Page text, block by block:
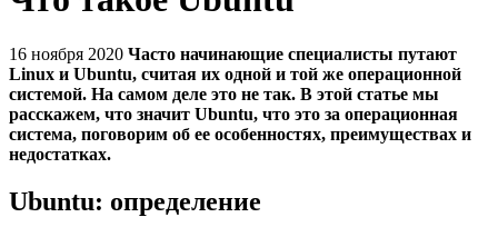
16 ноября 2020 Часто начинающие специалисты путают
Linux и Ubuntu, считая их одной и той же операционной
системой. На самом деле это не так. В этой статье мы
расскажем, что значит Ubuntu, что это за операционная
система, поговорим об ее особенностях, преимуществах и
недостатках.
Ubuntu: определение